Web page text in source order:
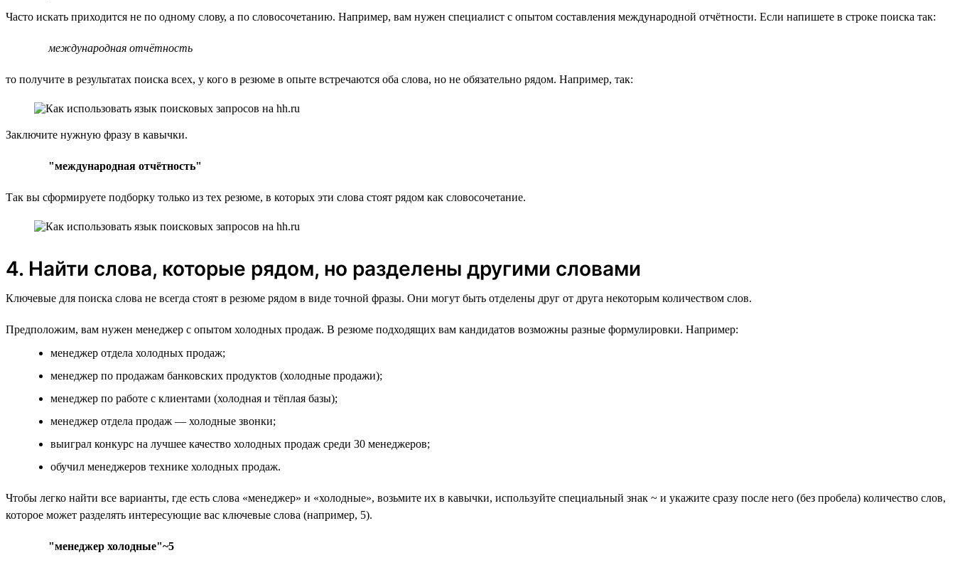
Часто искать приходится не по одному слову, а по словосочетанию. Например, вам нужен специалист с опытом составления международной отчётности. Если напишете в строке поиска так:
международная отчётность
то получите в результатах поиска всех, у кого в резюме в опыте встречаются оба слова, но не обязательно рядом. Например, так:
Заключите нужную фразу в кавычки.
"международная отчётность"
Так вы сформируете подборку только из тех резюме, в которых эти слова стоят рядом как словосочетание.
4. Найти слова, которые рядом, но разделены другими словами
Ключевые для поиска слова не всегда стоят в резюме рядом в виде точной фразы. Они могут быть отделены друг от друга некоторым количеством слов.
Предположим, вам нужен менеджер с опытом холодных продаж. В резюме подходящих вам кандидатов возможны разные формулировки. Например:
менеджер отдела холодных продаж;
менеджер по продажам банковских продуктов (холодные продажи);
менеджер по работе с клиентами (холодная и тёплая базы);
менеджер отдела продаж — холодные звонки;
выиграл конкурс на лучшее качество холодных продаж среди 30 менеджеров;
обучил менеджеров технике холодных продаж.
Чтобы легко найти все варианты, где есть слова «менеджер» и «холодные», возьмите их в кавычки, используйте специальный знак ~ и укажите сразу после него (без пробела) количество слов,
которое может разделять интересующие вас ключевые слова (например, 5).
"менеджер холодные"~5